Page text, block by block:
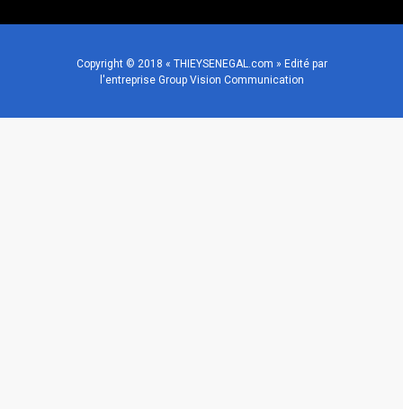
Copyright © 2018 « THIEYSENEGAL.com » Edité par
l'entreprise Group Vision Communication